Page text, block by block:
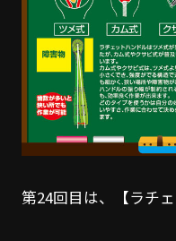
第24回目は、【ラチ